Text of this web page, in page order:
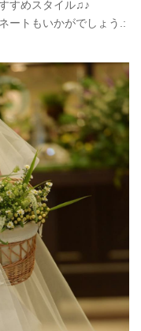
すめスタイル♫♪
ートもいかがでしょう.: